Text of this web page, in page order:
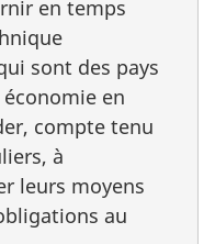
en temps
sont des pays
en
compte tenu
à
leurs moyens
au